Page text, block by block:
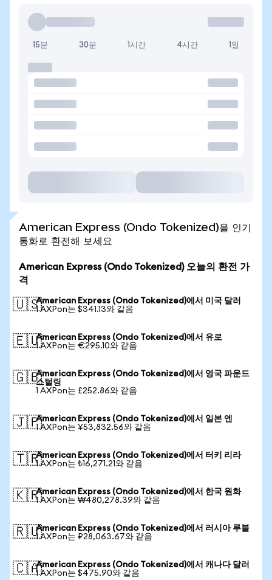
15분 30분 1시간 4시간 1일
American Express (Ondo Tokenized)을 인기
통화로 환전해 보세요
American Express (Ondo Tokenized) 오늘의 환전 가
격
🇺🇸American Express (Ondo Tokenized)에서 미국 달러
1 AXPon는 $341.13와 같음
🇪🇺American Express (Ondo Tokenized)에서 유로
1 AXPon는 €295.10와 같음
🇬🇧American Express (Ondo Tokenized)에서 영국 파운드
스털링
1 AXPon는 £252.86와 같음
🇯🇵American Express (Ondo Tokenized)에서 일본 엔
1 AXPon는 ¥53,832.56와 같음
🇹🇷American Express (Ondo Tokenized)에서 터키 리라
1 AXPon는 ₺16,271.21와 같음
🇰🇷American Express (Ondo Tokenized)에서 한국 원화
1 AXPon는 ₩480,278.39와 같음
🇷🇺American Express (Ondo Tokenized)에서 러시아 루블
1 AXPon는 ₽28,063.67와 같음
🇨🇦American Express (Ondo Tokenized)에서 캐나다 달러
1 AXPon는 $475.90와 같음